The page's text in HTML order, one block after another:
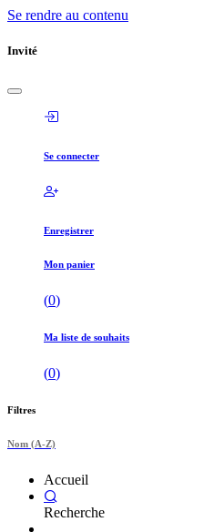
Se rendre au contenu
Invité
Se connecter
Enregistrer
Mon panier
(0)
Ma liste de souhaits
(0)
Filtres
Nom (A-Z)
Accueil
Recherche